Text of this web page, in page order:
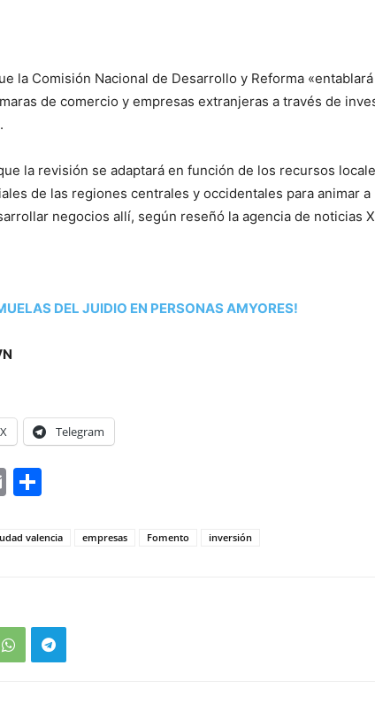
la Comisión Nacional de Desarrollo y Reforma
de comercio y empresas extranjeras a través de
la revisión se adaptará en función de los recursos
de las regiones centrales y occidentales para animar a
negocios allí, según reseñó la agencia de noticias
DEL JUIDIO EN PERSONAS AMYORES!
X Telegram
Email
valencia empresas Fomento inversión